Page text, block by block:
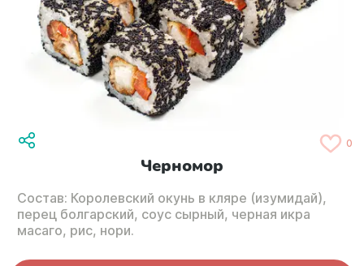
0
Черномор
Состав: Королевский окунь в кляре (изумидай),
перец болгарский, соус сырный, черная икра
масаго, рис, нори.